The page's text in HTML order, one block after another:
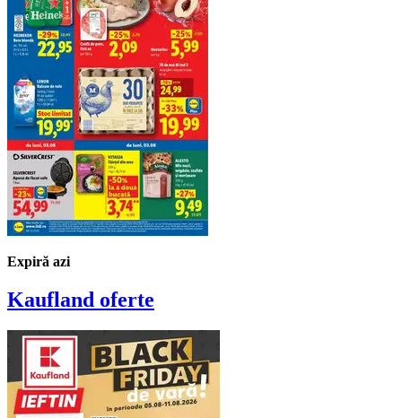
Expiră azi
Kaufland oferte